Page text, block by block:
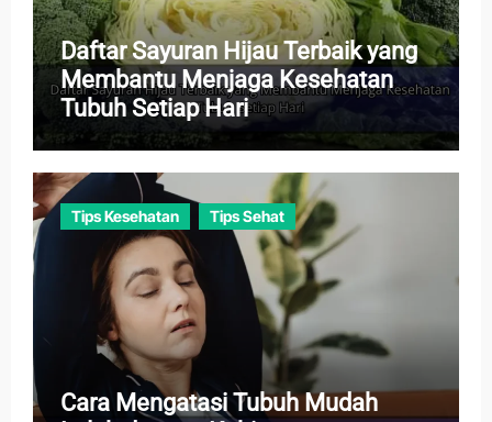
Daftar Sayuran Hijau Terbaik yang
Membantu Menjaga Kesehatan
Tubuh Setiap Hari
Tips Kesehatan Tips Sehat
Cara Mengatasi Tubuh Mudah